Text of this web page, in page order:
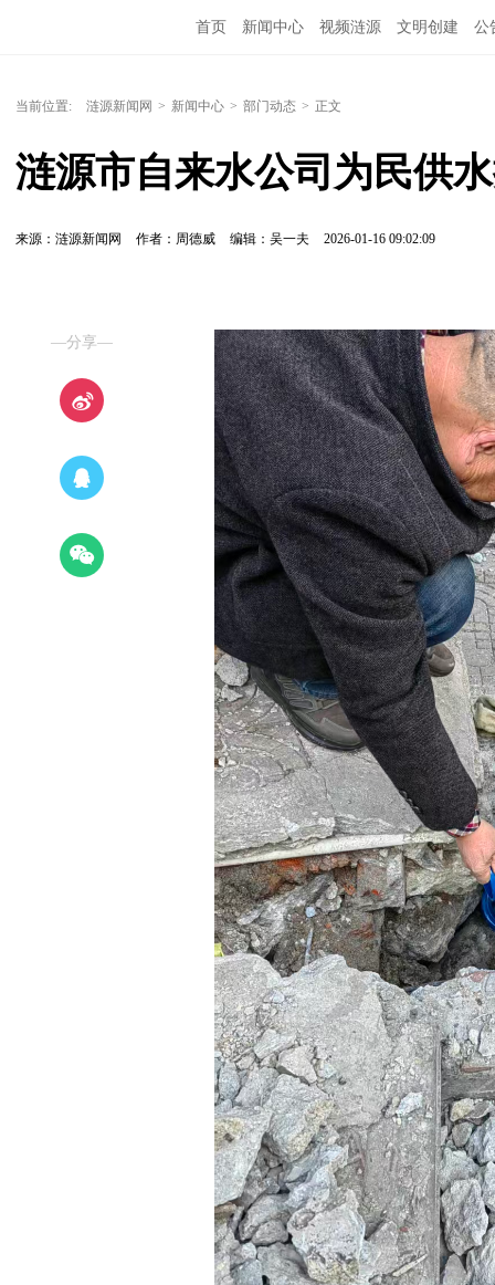
首页 新闻中心 视频涟源 文明创建 公
当前位置: 涟源新闻网 > 新闻中心 > 部门动态 > 正文
涟源市自来水公司为民供
来源：涟源新闻网 作者：周德威 编辑：吴一夫 2026-01-16 09:02:09
—分享—